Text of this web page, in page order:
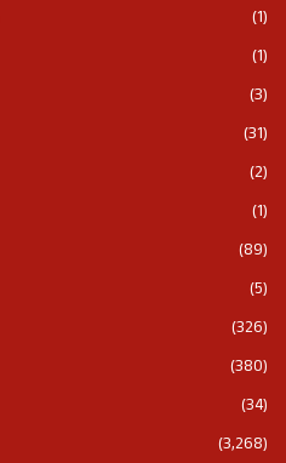
(1)
(1)
(3)
(31)
(2)
(1)
(89)
(5)
(326)
(380)
(34)
(3,268)